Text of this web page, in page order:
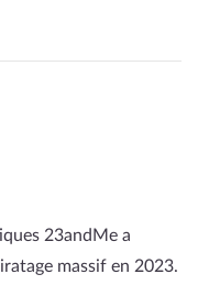
23andMe a
massif en 2023.